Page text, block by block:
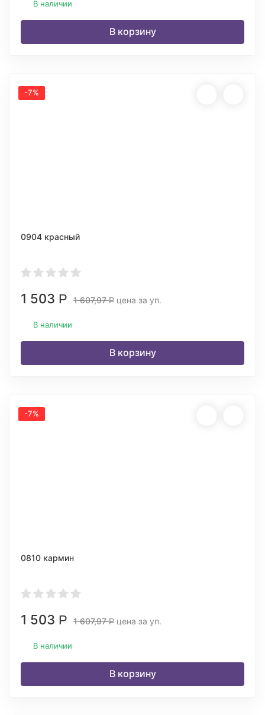
В наличии
В корзину
-7%
0904 красный
1 503 Р 1 607,97Р цена за уп.
В наличии
В корзину
-7%
0810 кармин
1 503 Р 1 607,97Р цена за уп.
В наличии
В корзину